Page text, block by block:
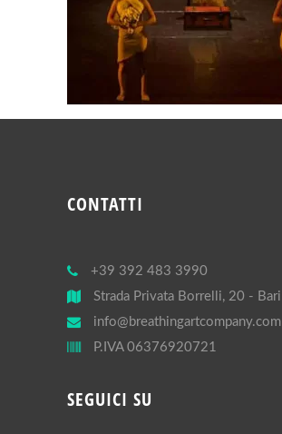
CONTATTI
+39 392 483 3990
Strada Privata Borrelli, 20 - Bari
info@breathingartcompany.com
P.IVA 06376920721
SEGUICI SU